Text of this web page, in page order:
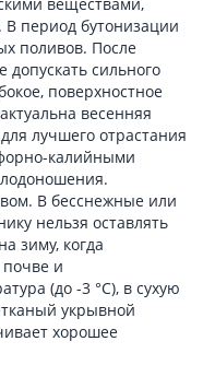
В период бутонизации
поливов. После
сильного
поверхностное
весенняя
лучшего отрастания
калийными
В бесснежные или
нельзя оставлять
зиму, когда
и
(до -3 °С), в сухую
укрывной
хорошее